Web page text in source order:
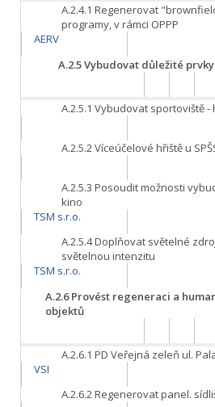
A.2.4.1 Regenerovat
programy, v rámci OPPP
AERV
A.2.5Vybudovat důležité
A.2.5.1 Vybudovat sportoviště -
A.2.5.2Víceúčelové hřiště u
A.2.5.3 Posoudit možnosti
kino
TSM s.r.o.
A.2.5.4Doplňovat světelné
světelnou intenzitu
TSM s.r.o.
A.2.6Provést regeneraci a
objektů
A.2.6.1 PD Veřejná zeleň ul.
VSI
A.2.6.2Regenerovat panel.